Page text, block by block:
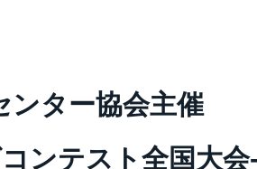
ンター協会主催
ンテスト全国大会